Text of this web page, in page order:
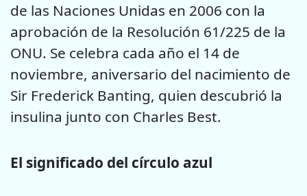
de las Naciones Unidas en 2006 con la
aprobación de la Resolución 61/225 de la
ONU. Se celebra cada año el 14 de
noviembre, aniversario del nacimiento de
Sir Frederick Banting, quien descubrió la
insulina junto con Charles Best.
El significado del círculo azul